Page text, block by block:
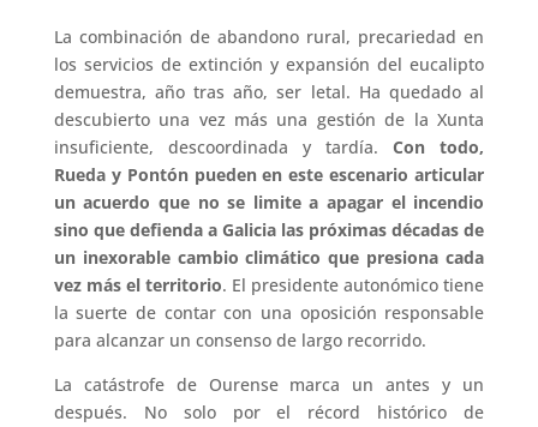
La combinación de abandono rural, precariedad en
los servicios de extinción y expansión del eucalipto
demuestra, año tras año, ser letal. Ha quedado al
descubierto una vez más una gestión de la Xunta
insuficiente, descoordinada y tardía.Con todo,
Rueda y Pontón pueden en este escenario articular
un acuerdo que no se limite a apagar el incendio
sino que defienda a Galicia las próximas décadas de
un inexorable cambio climático que presiona cada
vez más el territorio. El presidente autonómico tiene
la suerte de contar con una oposición responsable
para alcanzar un consenso de largo recorrido.
La catástrofe de Ourense marca un antes y un
después. No solo por el récord histórico de